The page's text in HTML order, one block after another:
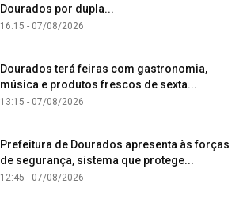
Dourados por dupla...
16:15 - 07/08/2026
Dourados terá feiras com gastronomia,
música e produtos frescos de sexta...
13:15 - 07/08/2026
Prefeitura de Dourados apresenta às forças
de segurança, sistema que protege...
12:45 - 07/08/2026